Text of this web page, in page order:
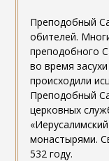
Преподобный
обителей.
преподобного
во время
происходили
Преподобный
церковных
монастырями.
532 году.